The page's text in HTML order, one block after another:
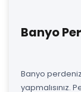
Banyo
Banyo
yapmalısınız.